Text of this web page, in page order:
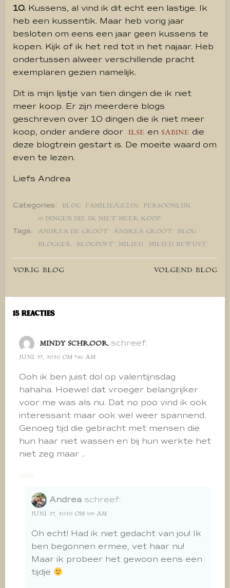
10. Kussens, al vind ik dit echt een lastige. Ik
heb een kussentik. Maar heb vorig jaar
besloten om eens een jaar geen kussens te
kopen. Kijk of ik het red tot in het najaar. Heb
ondertussen alweer verschillende pracht
exemplaren gezien namelijk.
Dit is mijn lijstje van tien dingen die ik niet
meer koop. Er zijn meerdere blogs
geschreven over 10 dingen die ik niet meer
koop, onder andere door ILSE en SABINE die
deze blogtrein gestart is. De moeite waard om
even te lezen.
Liefs Andrea
Categories: BLOG FAMILIE/GEZIN PERSOONLIJK
Tags:
10 DINGEN DIE IK NIET MEER KOOP
ANDREA DE GROOT
ANDREA GROOT
BLOG
BLOGGER
BLOGPOST MILIEU MILIEU BEWUST
Bericht
navigatie
VORIG BLOG
Bericht
navigatie
VOLGEND BLOG
15 Reacties
MINDY SCHROOR schreef:
JUNI 27, 2020 OM 7:16 AM
Ooh ik ben juist dol op valentijnsdag
hahaha. Hoewel dat vroeger belangrijker
voor me was als nu. Dat no poo vind ik ook
interessant maar ook wel weer spannend.
Genoeg tijd die gebracht met mensen die
hun haar niet wassen en bij hun werkte het
niet zeg maar ..
reply
Andrea schreef:
JUNI 27, 2020 OM 9:19 AM
Oh echt! Had ik niet gedacht van jou! Ik
ben begonnen ermee, vet haar nu!
Maar ik probeer het gewoon eens een
tijdje